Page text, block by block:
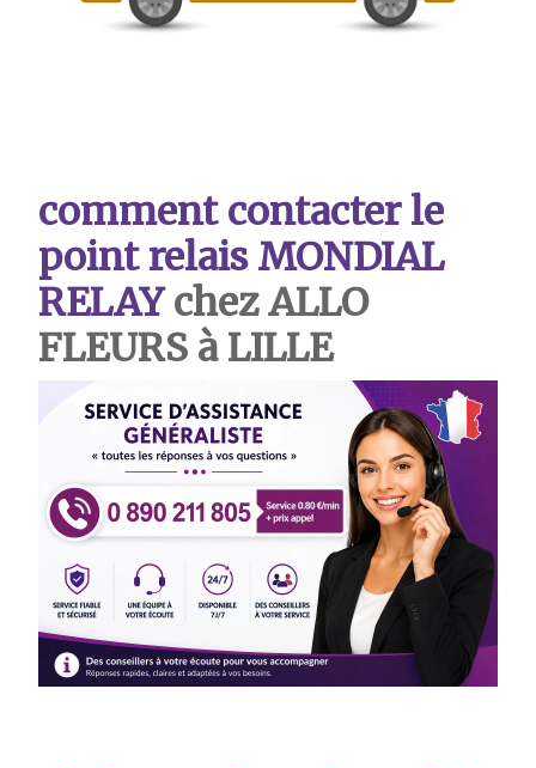
comment contacter le
point relais MONDIAL
RELAYchez ALLO
FLEURS à LILLE